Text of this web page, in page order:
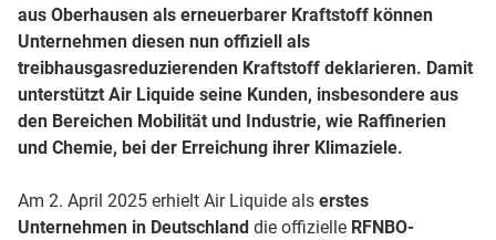
aus Oberhausen als erneuerbarer Kraftstoff können
Unternehmen diesen nun offiziell als
treibhausgasreduzierenden Kraftstoff deklarieren. Damit
unterstützt Air Liquide seine Kunden, insbesondere aus
den Bereichen Mobilität und Industrie, wie Raffinerien
und Chemie, bei der Erreichung ihrer Klimaziele.
Am 2. April 2025 erhielt Air Liquide als erstes
Unternehmen in Deutschland die offizielle RFNBO-